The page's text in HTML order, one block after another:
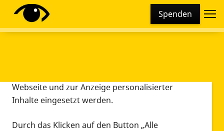
Spenden
Diese Webseite setzt verschiedene Cookies und
Tracking-Tools ein. Dies beinhaltet Cookies und
Webseite und zur Anzeige personalisierter
Inhalte eingesetzt werden.
Durch das Klicken auf den Button „Alle